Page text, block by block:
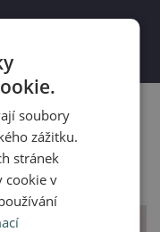
soubory
zážitku.
stránek
cookie v